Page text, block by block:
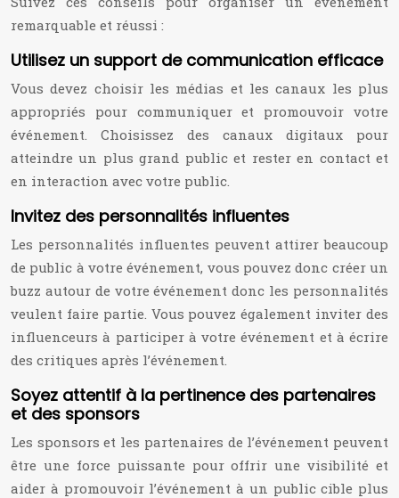
remarquable et réussi :
Utilisez un support de communication efficace
Vous devez choisir les médias et les canaux les plus
appropriés pour communiquer et promouvoir votre
événement. Choisissez des canaux digitaux pour
atteindre un plus grand public et rester en contact et
en interaction avec votre public.
Invitez des personnalités influentes
Les personnalités influentes peuvent attirer beaucoup
de public à votre événement, vous pouvez donc créer un
buzz autour de votre événement donc les personnalités
veulent faire partie. Vous pouvez également inviter des
influenceurs à participer à votre événement et à écrire
des critiques après l’événement.
Soyez attentif à la pertinence des partenaires
et des sponsors
Les sponsors et les partenaires de l’événement peuvent
être une force puissante pour offrir une visibilité et
aider à promouvoir l’événement à un public cible plus